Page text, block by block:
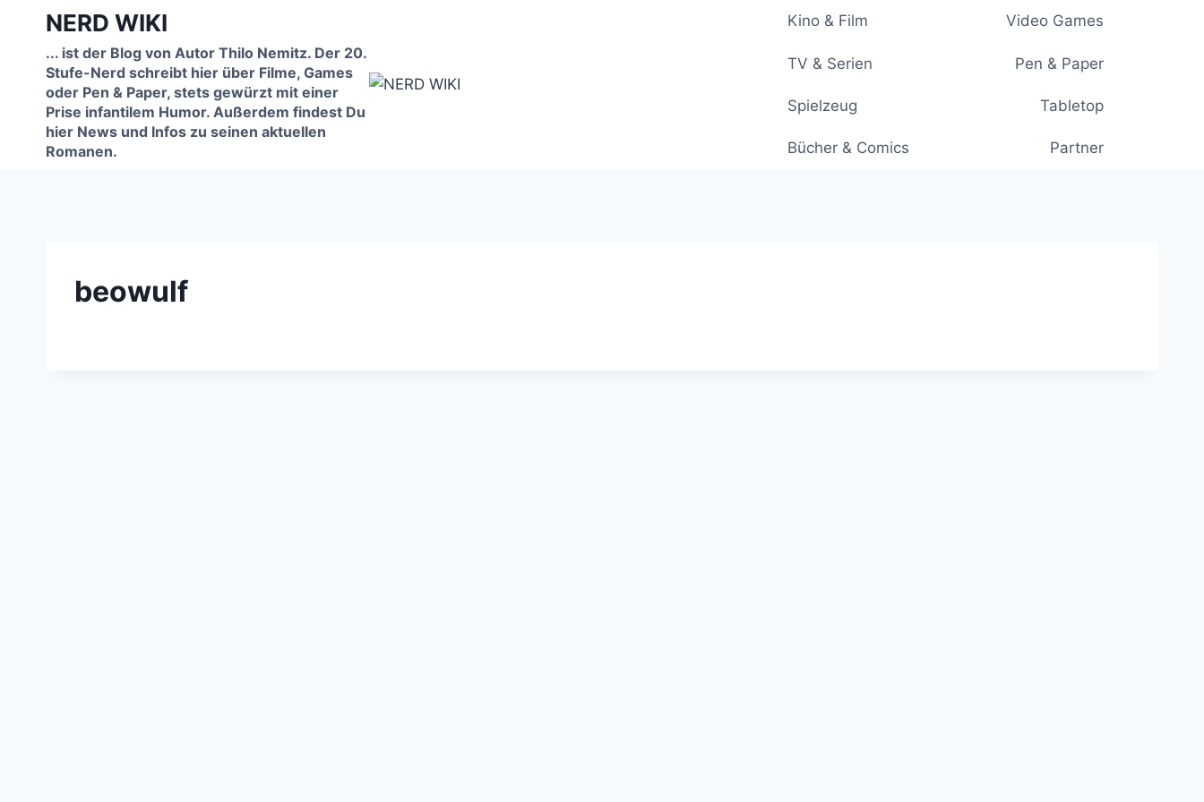
springen
NERD WIKI
... ist der Blog von Autor Thilo Nemitz. Der 20.
Stufe-Nerd schreibt hier über Filme, Games
oder Pen & Paper, stets gewürzt mit einer
Prise infantilem Humor. Außerdem findest Du
hier News und Infos zu seinen aktuellen
Romanen.
Kino & Film Video Games
TV & Serien Pen & Paper
Spielzeug Tabletop
Bücher & Comics Partner
beowulf